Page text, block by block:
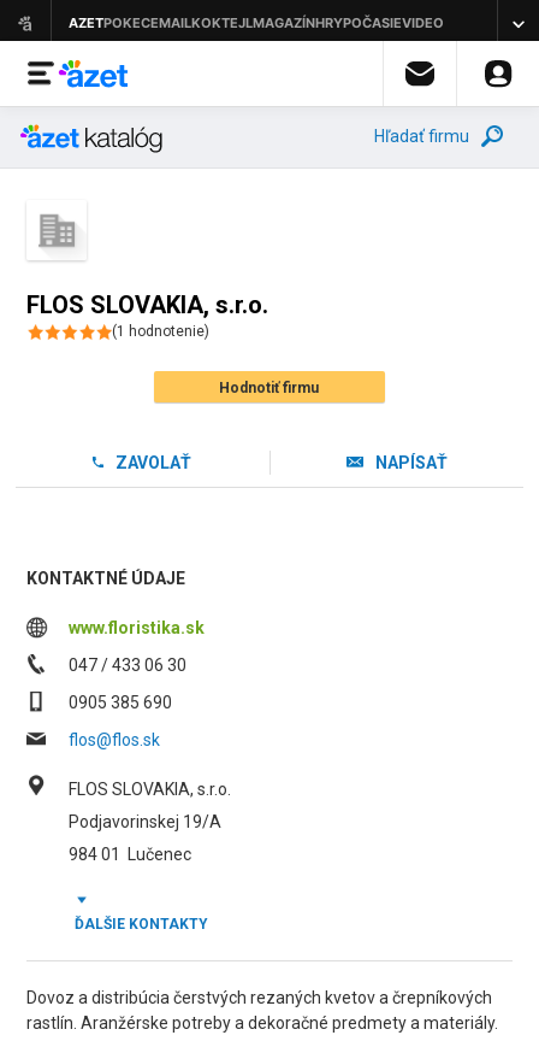
Hľadať firmu
FLOS SLOVAKIA, s.r.o.
(1 hodnotenie)
Hodnotiť firmu
ZAVOLAŤ NAPÍSAŤ
KONTAKTNÉ ÚDAJE
www.floristika.sk
047 / 433 06 30
0905 385 690
flos@flos.sk
FLOS SLOVAKIA, s.r.o.
Podjavorinskej 19/A
984 01
Lučenec
ĎALŠIE KONTAKTY
Dovoz a distribúcia čerstvých rezaných kvetov a črepníkových
rastlín. Aranžérske potreby a dekoračné predmety a materiály.